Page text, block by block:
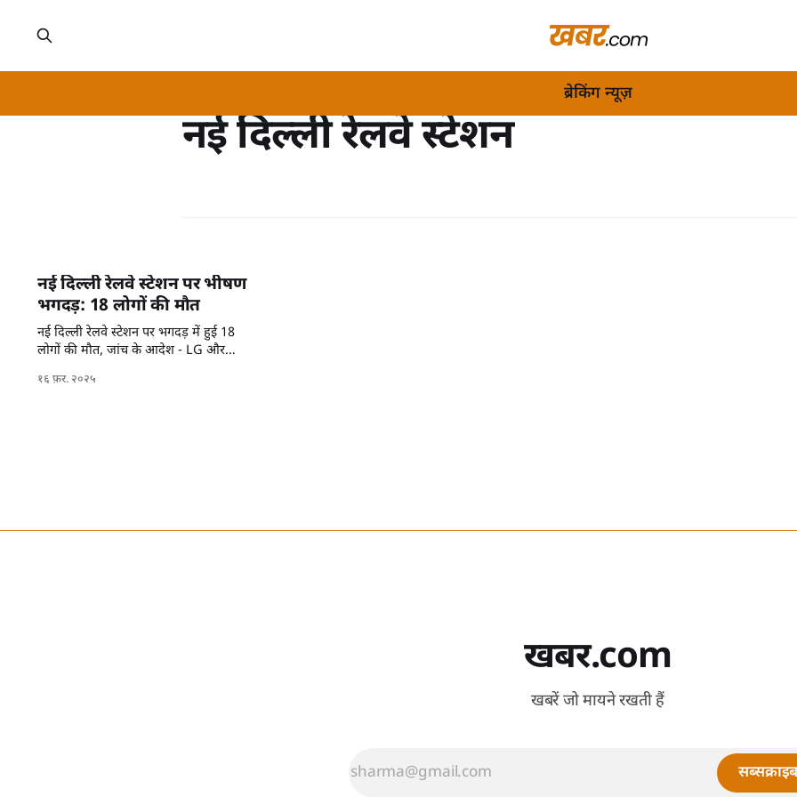
ब्रेकिंग न्यूज़
नई दिल्ली रेलवे स्टेशन
नई दिल्ली रेलवे स्टेशन पर भीषण
भगदड़: 18 लोगों की मौत
नई दिल्ली रेलवे स्टेशन पर भगदड़ में हुई 18
लोगों की मौत, जांच के आदेश - LG और
१६ फ़र. २०२५
खबर.com
खबरें जो मायने रखती हैं